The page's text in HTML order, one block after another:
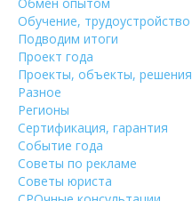
Обучение, трудоустройство
Подводим итоги
Проект года
Проекты, объекты, решения
Разное
Регионы
Сертификация, гарантия
Событие года
Советы по рекламе
Советы юриста